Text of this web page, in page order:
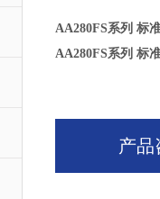
AA280FS系列 标
AA280FS系列 标
产品